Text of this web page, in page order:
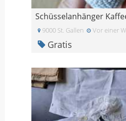
Schüsselanhänger
9000 St. Gallen Vor einer
Gratis